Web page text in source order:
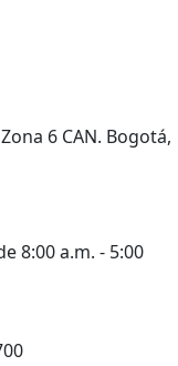
6 CAN. Bogotá,
8:00 a.m. - 5:00